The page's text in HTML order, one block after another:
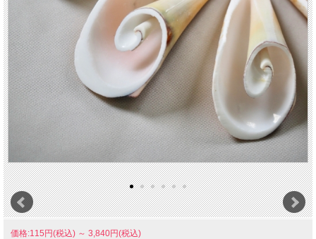
価格:115円(税込) ～ 3,840円(税込)